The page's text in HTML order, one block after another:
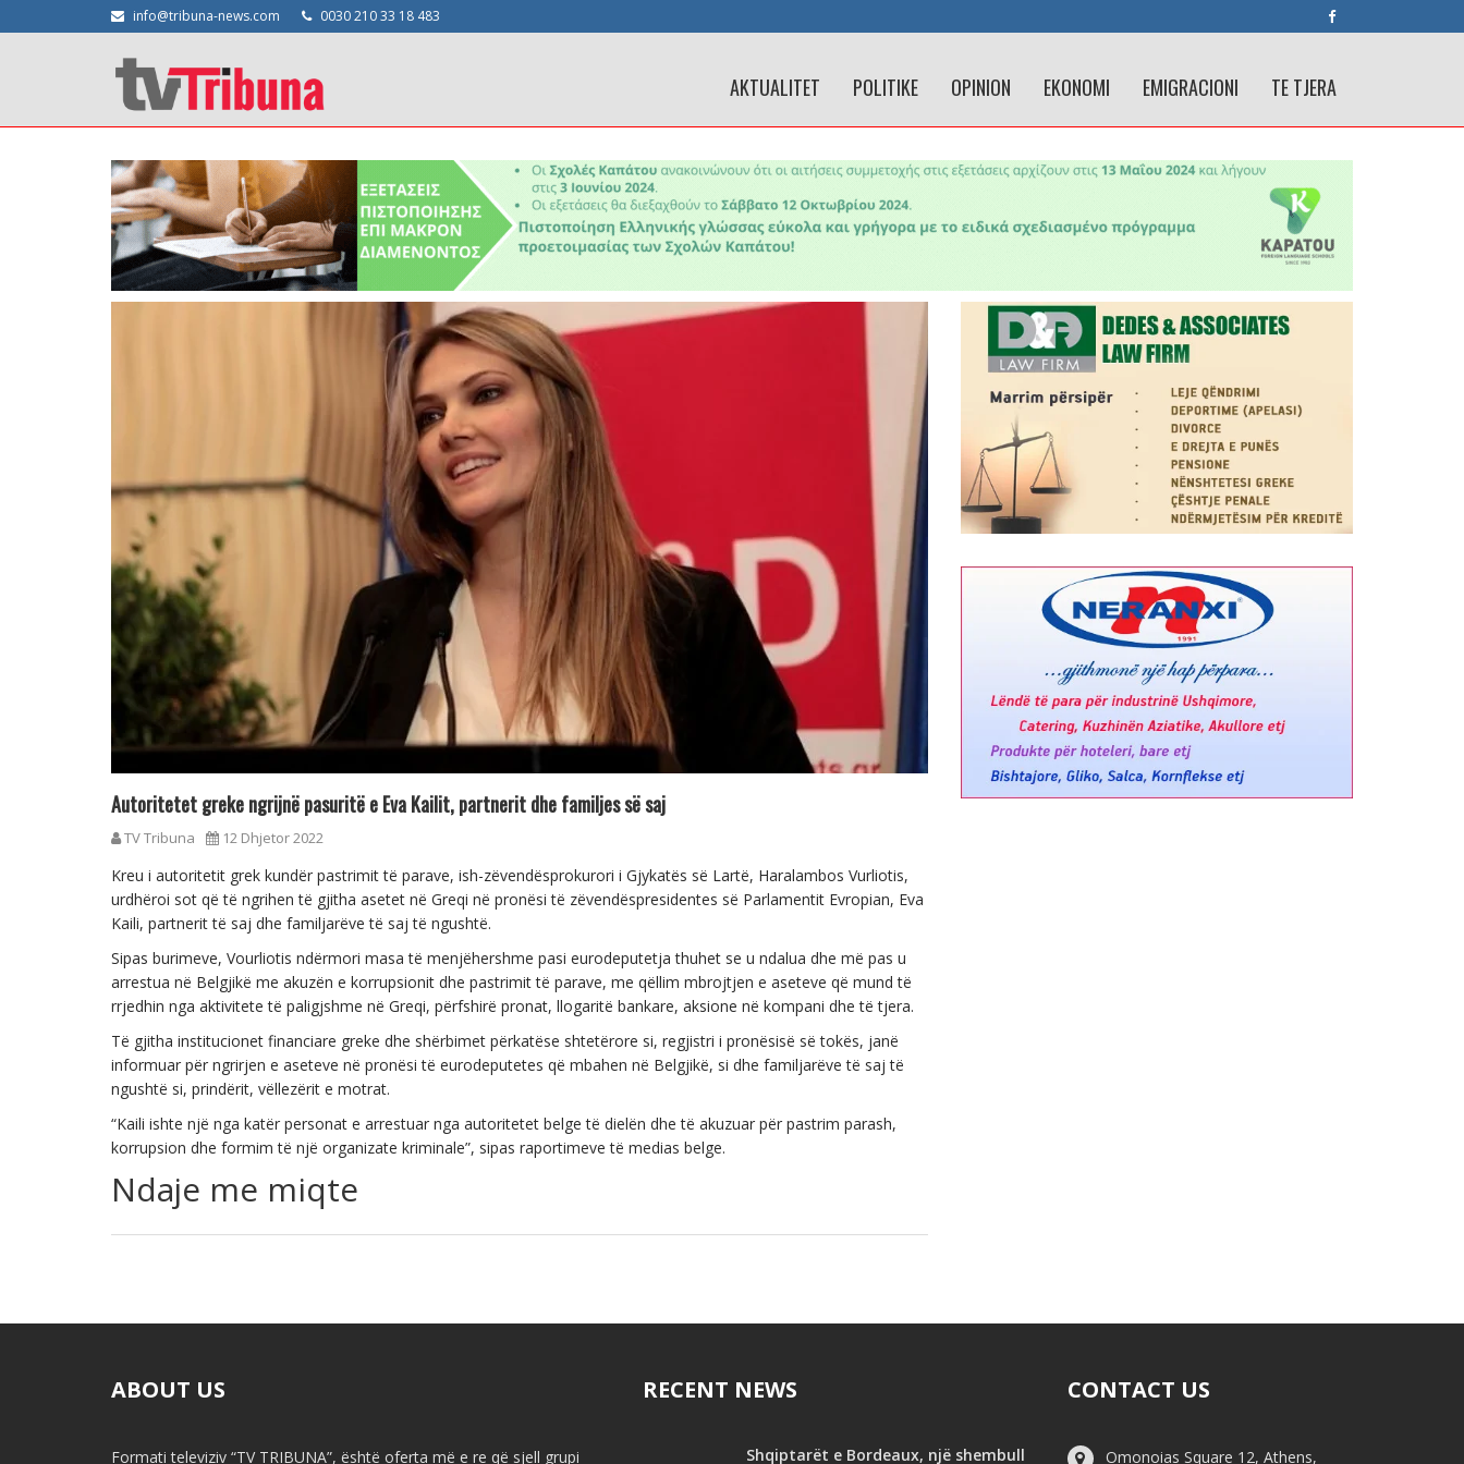
info@tribuna-news.com 0030 210 33 18 483
AKTUALITET POLITIKE OPINION EKONOMI EMIGRACIONI TE TJERA
Autoritetet greke ngrijnë pasuritë e Eva Kailit, partnerit dhe familjes së saj
TV Tribuna 12 Dhjetor 2022
Kreu i autoritetit grek kundër pastrimit të parave, ish-zëvendësprokurori i Gjykatës së Lartë, Haralambos Vurliotis,
urdhëroi sot që të ngrihen të gjitha asetet në Greqi në pronësi të zëvendëspresidentes së Parlamentit Evropian, Eva
Kaili, partnerit të saj dhe familjarëve të saj të ngushtë.
Sipas burimeve, Vourliotis ndërmori masa të menjëhershme pasi eurodeputetja thuhet se u ndalua dhe më pas u
arrestua në Belgjikë me akuzën e korrupsionit dhe pastrimit të parave, me qëllim mbrojtjen e aseteve që mund të
rrjedhin nga aktivitete të paligjshme në Greqi, përfshirë pronat, llogaritë bankare, aksione në kompani dhe të tjera.
Të gjitha institucionet financiare greke dhe shërbimet përkatëse shtetërore si, regjistri i pronësisë së tokës, janë
informuar për ngrirjen e aseteve në pronësi të eurodeputetes që mbahen në Belgjikë, si dhe familjarëve të saj të
ngushtë si, prindërit, vëllezërit e motrat.
“Kaili ishte një nga katër personat e arrestuar nga autoritetet belge të dielën dhe të akuzuar për pastrim parash,
korrupsion dhe formim të një organizate kriminale”, sipas raportimeve të medias belge.
Ndaje me miqte
ABOUT US
Formati televiziv “TV TRIBUNA”, është oferta më e re që sjell grupi
RECENT NEWS
Shqiptarët e Bordeaux, një shembull
CONTACT US
Omonoias Square 12, Athens,